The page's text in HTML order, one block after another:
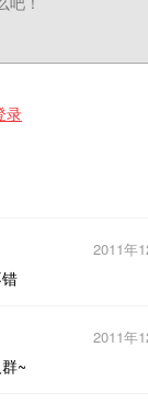
录
2011年
~
2011年